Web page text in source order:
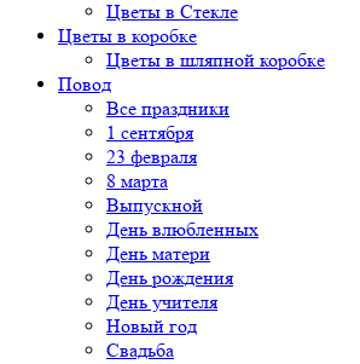
Цветы в Стекле
Цветы в коробке
Цветы в шляпной коробке
Повод
Все праздники
1 сентября
23 февраля
8 марта
Выпускной
День влюбленных
День матери
День рождения
День учителя
Новый год
Свадьба